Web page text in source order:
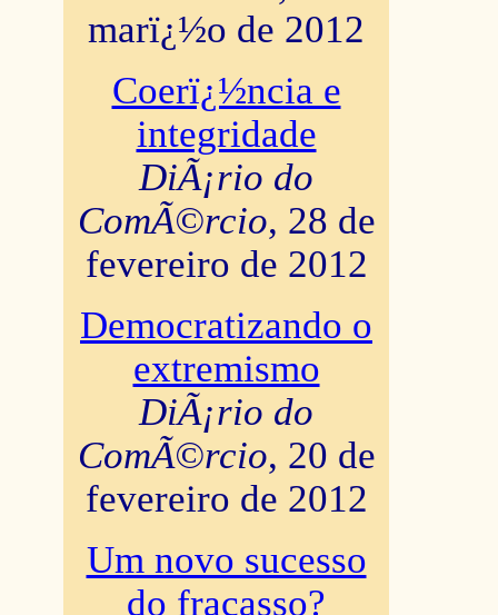
marï¿½o de 2012
Coerï¿½ncia e
integridade
DiÃ¡rio do
ComÃ©rcio, 28 de
fevereiro de 2012
Democratizando o
extremismo
DiÃ¡rio do
ComÃ©rcio, 20 de
fevereiro de 2012
Um novo sucesso
do fracasso?